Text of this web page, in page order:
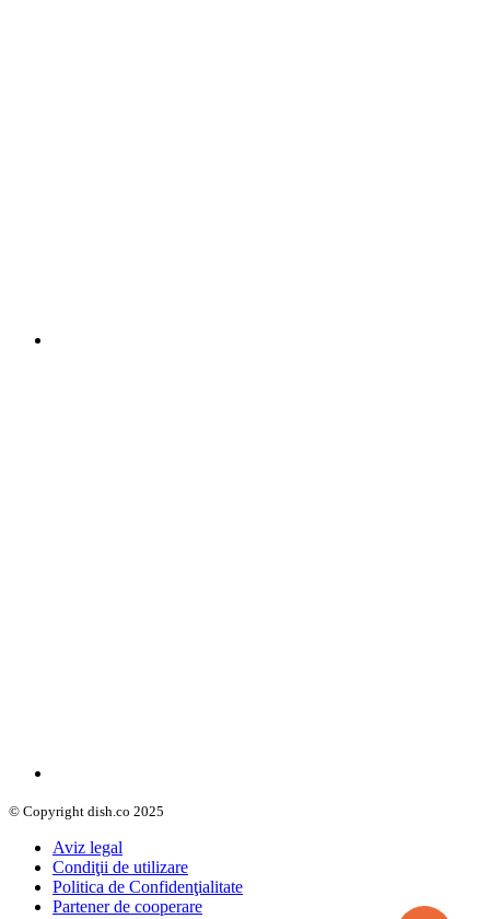
© Copyright dish.co 2025
Aviz legal
Condiţii de utilizare
Politica de Confidenţialitate
Partener de cooperare